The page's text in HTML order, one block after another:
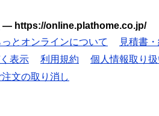
— https://online.plathome.co.jp/
とオンラインについて 見積書
表示
利用規約 個人情報取り
注文の取り消し